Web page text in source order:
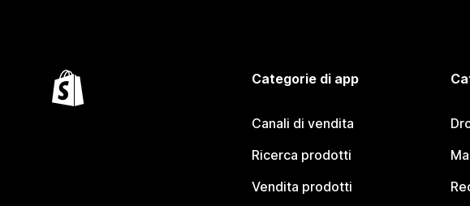
Categorie di app
Canali di vendita
Ricerca prodotti
Vendita prodotti